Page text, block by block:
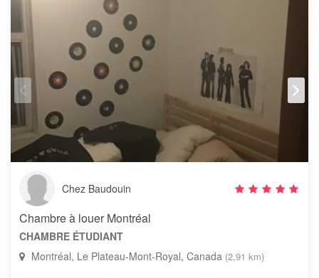
Chez Baudouin
Chambre à louer Montréal
CHAMBRE ÉTUDIANT
Montréal, Le Plateau-Mont-Royal, Canada (2,91 km)